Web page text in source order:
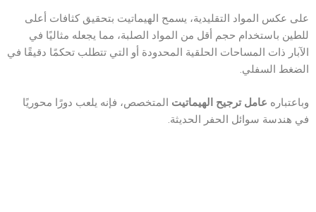
على عكس المواد التقليدية، يسمح الهيماتيت بتحقيق كثافات أعلى
للطين باستخدام حجم أقل من المواد الصلبة، مما يجعله مثاليًا في
الآبار ذات المساحات الحلقية المحدودة أو التي تتطلب تحكمًا دقيقًا في
الضغط السفلي.
وباعتباره عامل ترجيح الهيماتيت المتخصص، فإنه يلعب دورًا محوريًا
في هندسة سوائل الحفر الحديثة.